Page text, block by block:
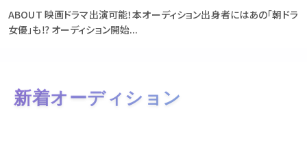
ABOUT 映画ドラマ出演可能！本オーディション出身者にはあの「朝ドラ
女優」も⁉ オーディション開始...
新着オーディション